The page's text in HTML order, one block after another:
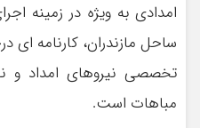
امدادی به ویژه در زمینه
ساحل مازندران، کارنامه ای
تخصصی نیروهای امداد و
مباهات است.